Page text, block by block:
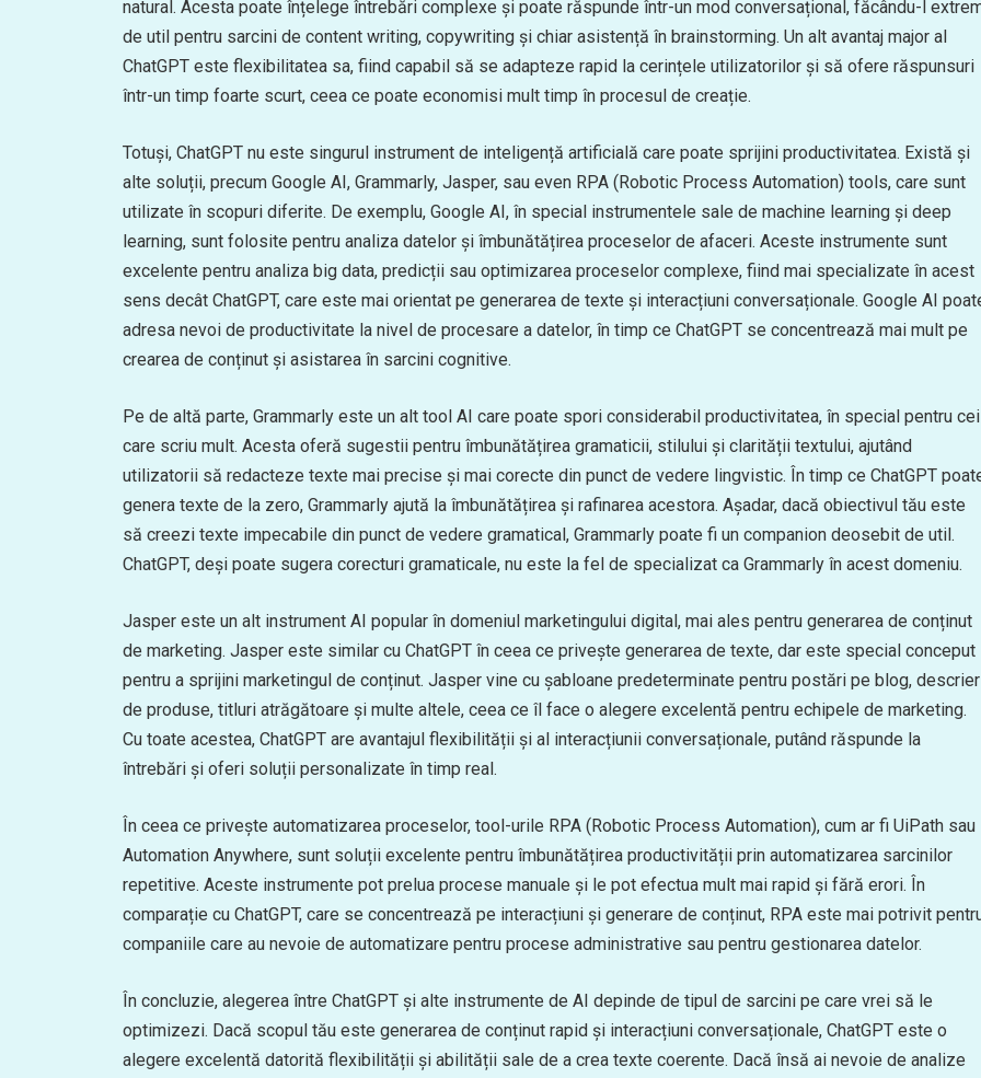
natural. Acesta poate înțelege întrebări complexe și poate răspunde într-un mod conversațional, făcându-l
de util pentru sarcini de content writing, copywriting și chiar asistență în brainstorming. Un alt avantaj major al
ChatGPT este flexibilitatea sa, fiind capabil să se adapteze rapid la cerințele utilizatorilor și să ofere răspunsuri
într-un timp foarte scurt, ceea ce poate economisi mult timp în procesul de creație.
Totuși, ChatGPT nu este singurul instrument de inteligență artificială care poate sprijini productivitatea. Există și
alte soluții, precum Google AI, Grammarly, Jasper, sau even RPA (Robotic Process Automation) tools, care sunt
utilizate în scopuri diferite. De exemplu, Google AI, în special instrumentele sale de machine learning și deep
learning, sunt folosite pentru analiza datelor și îmbunătățirea proceselor de afaceri. Aceste instrumente sunt
excelente pentru analiza big data, predicții sau optimizarea proceselor complexe, fiind mai specializate în acest
sens decât ChatGPT, care este mai orientat pe generarea de texte și interacțiuni conversaționale. Google AI
adresa nevoi de productivitate la nivel de procesare a datelor, în timp ce ChatGPT se concentrează mai mult pe
crearea de conținut și asistarea în sarcini cognitive.
Pe de altă parte, Grammarly este un alt tool AI care poate spori considerabil productivitatea, în special pentru cei
care scriu mult. Acesta oferă sugestii pentru îmbunătățirea gramaticii, stilului și clarității textului, ajutând
utilizatorii să redacteze texte mai precise și mai corecte din punct de vedere lingvistic. În timp ce ChatGPT
genera texte de la zero, Grammarly ajută la îmbunătățirea și rafinarea acestora. Așadar, dacă obiectivul tău este
să creezi texte impecabile din punct de vedere gramatical, Grammarly poate fi un companion deosebit de util.
ChatGPT, deși poate sugera corecturi gramaticale, nu este la fel de specializat ca Grammarly în acest domeniu.
Jasper este un alt instrument AI popular în domeniul marketingului digital, mai ales pentru generarea de conținut
de marketing. Jasper este similar cu ChatGPT în ceea ce privește generarea de texte, dar este special conceput
pentru a sprijini marketingul de conținut. Jasper vine cu șabloane predeterminate pentru postări pe blog,
de produse, titluri atrăgătoare și multe altele, ceea ce îl face o alegere excelentă pentru echipele de marketing.
Cu toate acestea, ChatGPT are avantajul flexibilității și al interacțiunii conversaționale, putând răspunde la
întrebări și oferi soluții personalizate în timp real.
În ceea ce privește automatizarea proceselor, tool-urile RPA (Robotic Process Automation), cum ar fi UiPath sau
Automation Anywhere, sunt soluții excelente pentru îmbunătățirea productivității prin automatizarea sarcinilor
repetitive. Aceste instrumente pot prelua procese manuale și le pot efectua mult mai rapid și fără erori. În
comparație cu ChatGPT, care se concentrează pe interacțiuni și generare de conținut, RPA este mai potrivit
companiile care au nevoie de automatizare pentru procese administrative sau pentru gestionarea datelor.
În concluzie, alegerea între ChatGPT și alte instrumente de AI depinde de tipul de sarcini pe care vrei să le
optimizezi. Dacă scopul tău este generarea de conținut rapid și interacțiuni conversaționale, ChatGPT este o
alegere excelentă datorită flexibilității și abilității sale de a crea texte coerente. Dacă însă ai nevoie de analize